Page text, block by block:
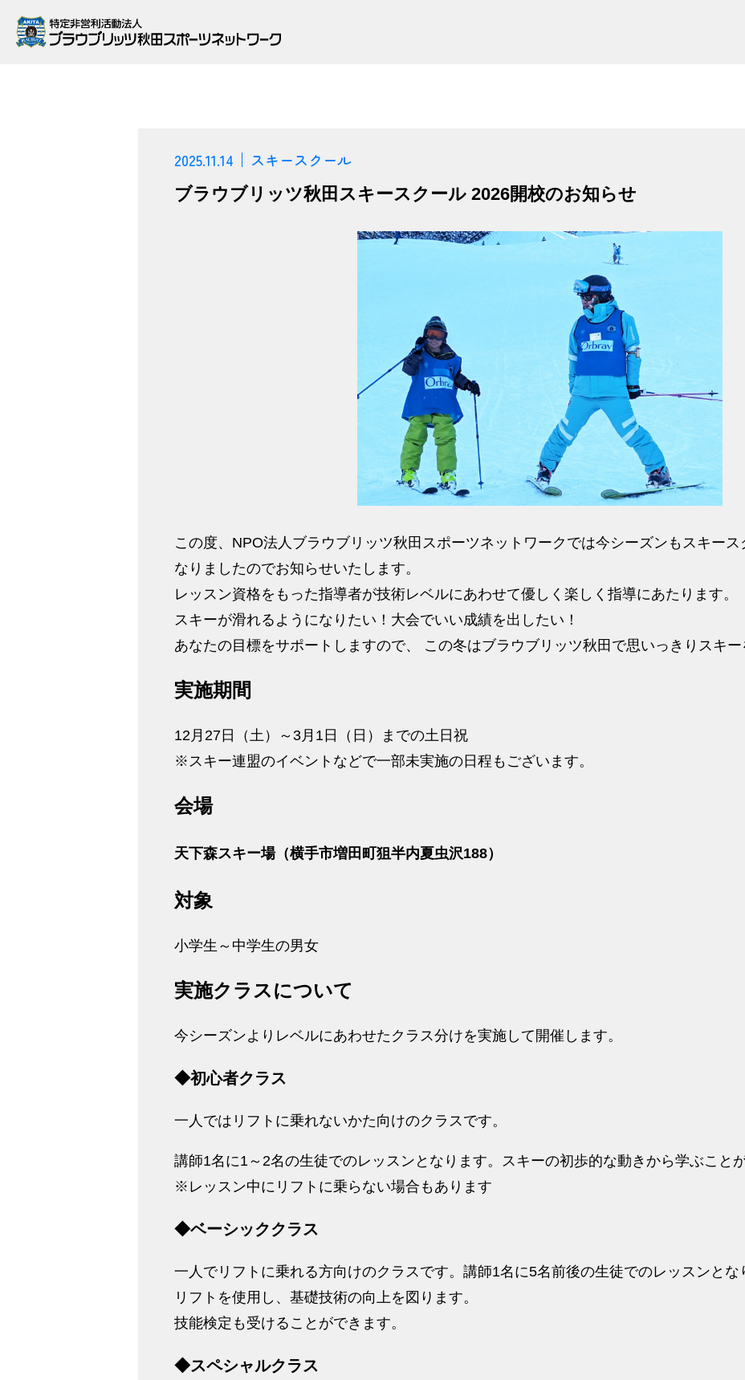
2025.11.14 スキースクール
ブラウブリッツ秋田スキースクール 2026開校のお知らせ
この度、NPO法人ブラウブリッツ秋田スポーツネットワークでは今シーズンもスキース
なりましたのでお知らせいたします。
レッスン資格をもった指導者が技術レベルにあわせて優しく楽しく指導にあたります。
スキーが滑れるようになりたい！大会でいい成績を出したい！
あなたの目標をサポートしますので、 この冬はブラウブリッツ秋田で思いっきりスキー
実施期間
12月27日（土）～3月1日（日）までの土日祝
※スキー連盟のイベントなどで一部未実施の日程もございます。
会場
天下森スキー場（横手市増田町狙半内夏虫沢188）
対象
小学生～中学生の男女
実施クラスについて
今シーズンよりレベルにあわせたクラス分けを実施して開催します。
◆初心者クラス
一人ではリフトに乗れないかた向けのクラスです。
講師1名に1～2名の生徒でのレッスンとなります。スキーの初歩的な動きから学ぶこと
※レッスン中にリフトに乗らない場合もあります
◆ベーシッククラス
一人でリフトに乗れる方向けのクラスです。講師1名に5名前後の生徒でのレッスンとな
リフトを使用し、基礎技術の向上を図ります。
技能検定も受けることができます。
◆スペシャルクラス